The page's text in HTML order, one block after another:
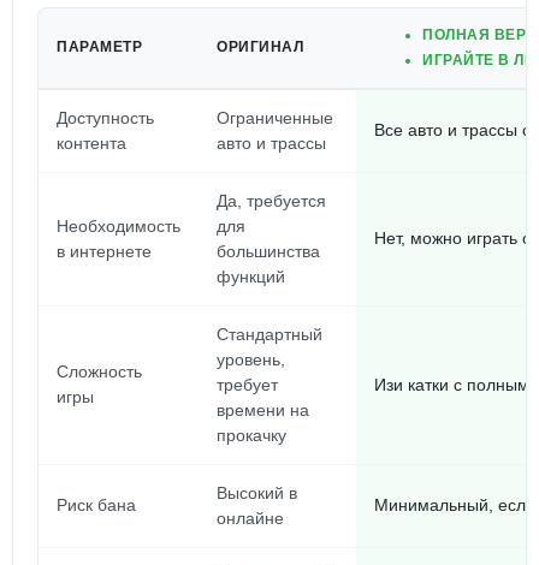
ПАРАМЕТР ОРИГИНАЛ
ПОЛНАЯ
ИГРАЙТЕ В
Доступность
контента
Ограниченные
авто и трассы
Все авто и трассы
Необходимость
в интернете
Да, требуется
для
большинства
функций
Нет, можно играть
Сложность
игры
Стандартный
уровень,
требует
времени на
прокачку
Изи катки с полным
Риск бана
Высокий в
онлайне
Минимальный,